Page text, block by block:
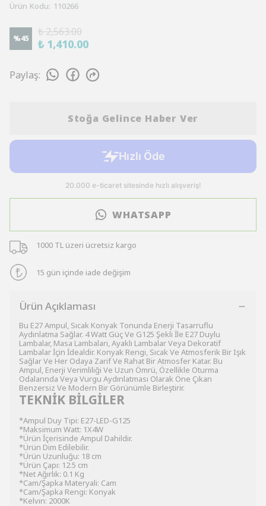
Ürün Kodu: 110266
%45
₺ 2,563.00
₺ 1,410.00
Paylaş:
Stoğa Gelince Haber Ver
WHATSAPP
1000 TL üzeri ücretsiz kargo
15 gün içinde iade değişim
Ürün Açıklaması
Bu E27 Ampul, Sıcak Konyak Tonunda Enerji Tasarruflu
Aydınlatma Sağlar. 4 Watt Güç Ve G125 Şekli İle E27 Duylu
Lambalar, Masa Lambaları, Ayaklı Lambalar Veya Dekoratif
Lambalar İçin İdealdir. Konyak Rengi, Sıcak Ve Atmosferik Bir Işık
Sağlar Ve Her Odaya Zarif Ve Rahat Bir Atmosfer Katar. Bu
Ampul, Enerji Verimliliği Ve Uzun Ömrü, Özellikle Oturma
Odalarında Veya Vurgu Aydınlatması Olarak Öne Çıkan
Benzersiz Ve Modern Bir Görünümle Birleştirir.
TEKNİK BİLGİLER
*Ampul Duy Tipi: E27-LED-G125
*Maksimum Watt: 1X4W
*Ürün İçerisinde Ampul Dahildir.
*Ürün Dim Edilebilir.
*Ürün Uzunluğu: 18 cm
*Ürün Çapı: 12.5 cm
*Net Ağırlık: 0.1 Kg
*Cam/Şapka Materyali: Cam
*Cam/Şapka Rengi: Konyak
*Kelvın: 2000K